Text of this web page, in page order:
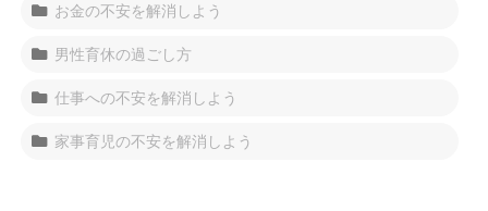
お金の不安を解消しよう
男性育休の過ごし方
仕事への不安を解消しよう
家事育児の不安を解消しよう